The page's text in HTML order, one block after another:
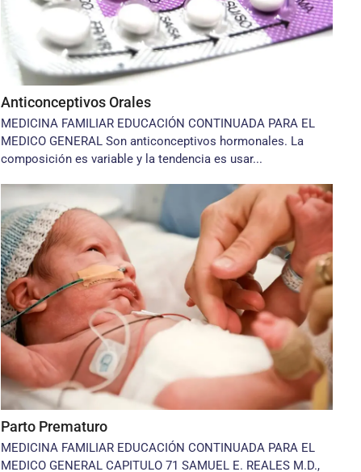
Anticonceptivos Orales
MEDICINA FAMILIAR EDUCACIÓN CONTINUADA PARA EL
MEDICO GENERAL Son anticonceptivos hormonales. La
composición es variable y la tendencia es usar...
Parto Prematuro
MEDICINA FAMILIAR EDUCACIÓN CONTINUADA PARA EL
MEDICO GENERAL CAPITULO 71 SAMUEL E. REALES M.D.,